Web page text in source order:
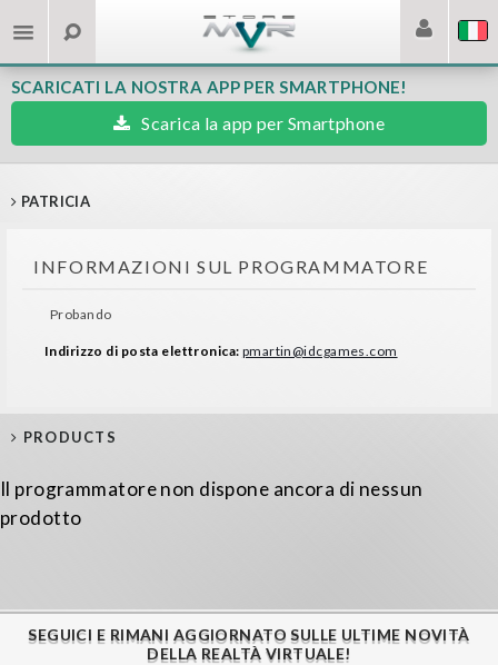
SCARICATI LA NOSTRA APP PER SMARTPHONE!
Scarica la app per Smartphone
PATRICIA
INFORMAZIONI SUL PROGRAMMATORE
Probando
Indirizzo di posta elettronica: pmartin@idcgames.com
PRODUCTS
Il programmatore non dispone ancora di nessun
prodotto
SEGUICI E RIMANI AGGIORNATO SULLE ULTIME NOVITÀ
DELLA REALTÀ VIRTUALE!